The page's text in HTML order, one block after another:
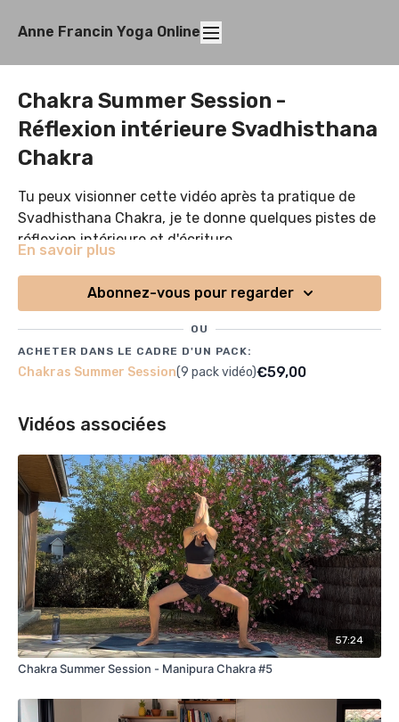
Anne Francin Yoga Online
Chakra Summer Session -
Réflexion intérieure Svadhisthana
Chakra
Tu peux visionner cette vidéo après ta pratique de
Svadhisthana Chakra, je te donne quelques pistes de
réflexion intérieure et d'écriture.
Svadhisthana Chakra est symboliquement relié à
notre créativité, à la façon dont nous créons des liens
et de la cohérence dans les différentes dimensions de
notre vie. "SVA" en sanskrit peut être traduit par le soi,
ce chakra est donc la maison du soi, ou notre jardin
intérieur...
En savoir plus
Abonnez-vous pour regarder
OU
ACHETER DANS LE CADRE D'UN PACK:
Chakras Summer Session(9 pack vidéo)€59,00
Vidéos associées
57:24
Chakra Summer Session - Manipura Chakra #5